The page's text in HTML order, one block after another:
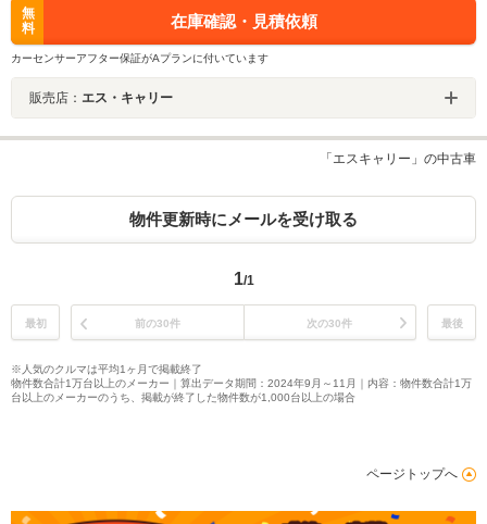
無
料
在庫確認・見積依頼
カーセンサーアフター保証がAプランに付いています
販売店： エス・キャリー
「エスキャリー」の中古車
物件更新時にメールを受け取る
1/1
最初 前の30件 次の30件 最後
※人気のクルマは平均1ヶ月で掲載終了
物件数合計1万台以上のメーカー｜算出データ期間：2024年9月～11月｜内容：物件数合計1万
台以上のメーカーのうち、掲載が終了した物件数が1,000台以上の場合
ページトップへ